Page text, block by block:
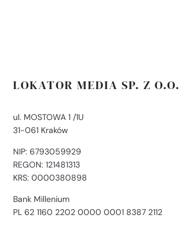
LOKATOR MEDIA SP. Z O.O.
ul. MOSTOWA 1 /1U
31-061 Kraków
NIP: 6793059929
REGON: 121481313
KRS: 0000380898
Bank Millenium
PL 62 1160 2202 0000 0001 8387 2112